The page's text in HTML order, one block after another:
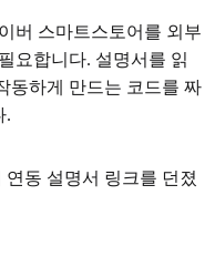
버 스마트스토어를 외부
요합니다. 설명서를 읽
동하게 만드는 코드를 짜
.
동 설명서 링크를 던졌